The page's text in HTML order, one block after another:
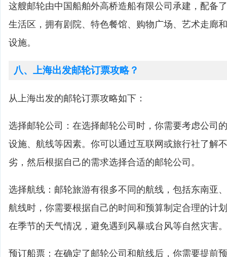
这艘邮轮由中国船舶外高桥造船有限公司承建，配备
生活区，拥有剧院、特色餐馆、购物广场、艺术走廊
设施。
八、上海出发邮轮订票攻略？
从上海出发的邮轮订票攻略如下：
选择邮轮公司：在选择邮轮公司时，你需要考虑公司
设施、航线等因素。你可以通过互联网或旅行社了解
劣，然后根据自己的需求选择合适的邮轮公司。
选择航线：邮轮旅游有很多不同的航线，包括东南亚
航线时，你需要根据自己的时间和预算制定合理的计
在季节的天气情况，避免遇到风暴或台风等自然灾害。
预订船票：在确定了邮轮公司和航线后，你需要提前